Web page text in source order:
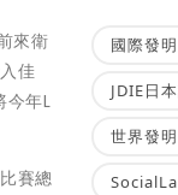
來衛
佳
年L
賽總
國際發
JDIE日
世界發